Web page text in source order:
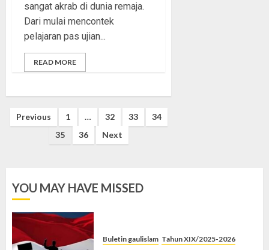
sangat akrab di dunia remaja.
Dari mulai mencontek
pelajaran pas ujian...
READ MORE
Posts
pagination
Previous 1 … 32 33
34
35
36 Next
YOU MAY HAVE MISSED
Buletin gaulislam Tahun XIX/2025-2026